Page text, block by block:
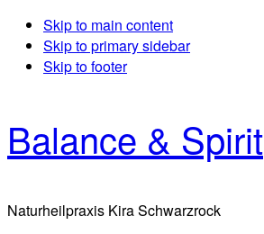
Skip to main content
Skip to primary sidebar
Skip to footer
Balance & Spirit
Naturheilpraxis Kira Schwarzrock